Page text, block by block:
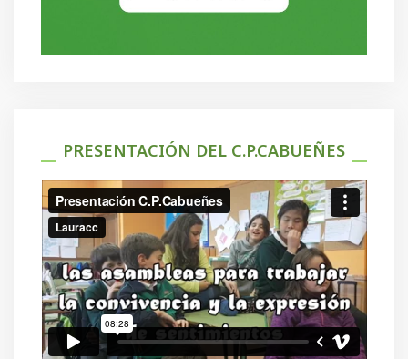
PRESENTACIÓN DEL C.P.CABUEÑES